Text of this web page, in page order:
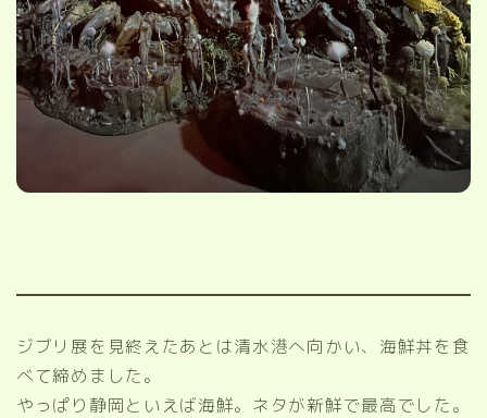
ジブリ展を見終えたあとは清水港へ向かい、海鮮丼を食
べて締めました。
やっぱり静岡といえば海鮮。ネタが新鮮で最高でした。